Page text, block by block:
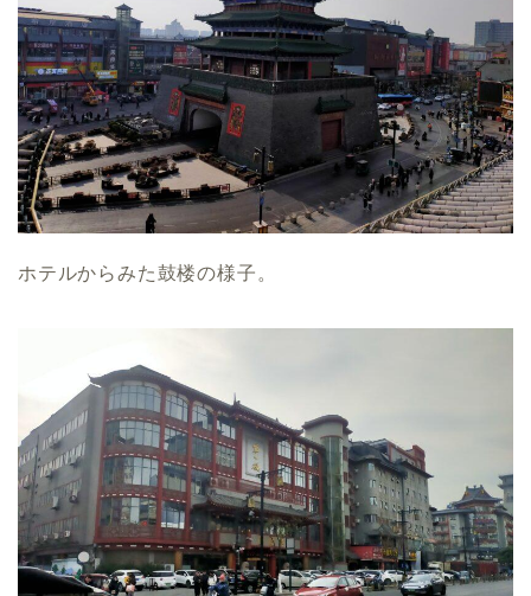
ホテルからみた鼓楼の様子。